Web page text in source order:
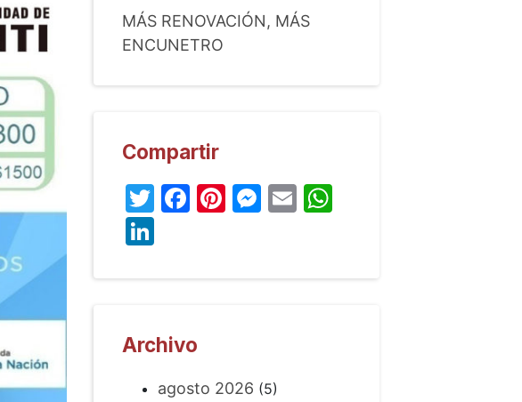
MÁS RENOVACIÓN, MÁS
ENCUNETRO
Compartir
Twitter
Facebook
Pinterest
Messenger
EmailWhatsApp
LinkedIn
Archivo
agosto 2026 (5)